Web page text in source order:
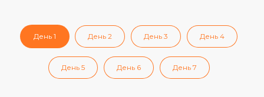
День 1 День 2 День 3 День 4
День 5 День 6 День 7
Пекина.
Наконец придет время обеда! Начнем
традиционном ресторане, где готовят
множество разных блюд и лучшие в городе
«китайские пельмешки», прямо как в